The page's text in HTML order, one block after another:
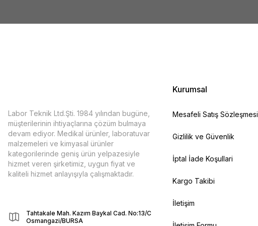
Labor Teknik Ltd.Şti. 1984 yılından bugüne,
müşterilerinin ihtiyaçlarına çözüm bulmaya
devam ediyor. Medikal ürünler, laboratuvar
malzemeleri ve kimyasal ürünler
kategorilerinde geniş ürün yelpazesiyle
hizmet veren şirketimiz, uygun fiyat ve
kaliteli hizmet anlayışıyla çalışmaktadır.
Tahtakale Mah. Kazım Baykal Cad. No:13/C
Osmangazi/BURSA
Kurumsal
Mesafeli Satış Sözleşmesi
Gizlilik ve Güvenlik
İptal İade Koşullari
Kargo Takibi
İletişim